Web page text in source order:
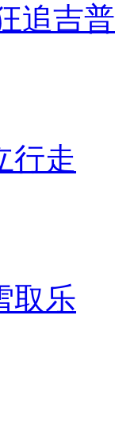
追吉
行走
取乐